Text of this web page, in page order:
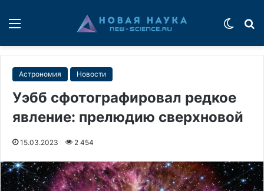
Астрономия Новости
Уэбб сфотографировал редкое
явление: прелюдию сверхновой
15.03.2023 2 454